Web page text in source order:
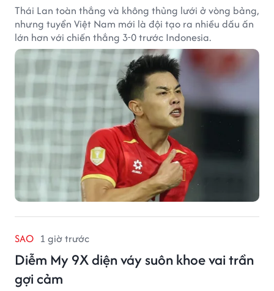
Thái Lan toàn thắng và không thủng lưới ở vòng bảng,
nhưng tuyển Việt Nam mới là đội tạo ra nhiều dấu ấn
lớn hơn với chiến thắng 3-0 trước Indonesia.
SAO 1 giờ trước
Diễm My 9X diện váy suôn khoe vai trần
gợi cảm